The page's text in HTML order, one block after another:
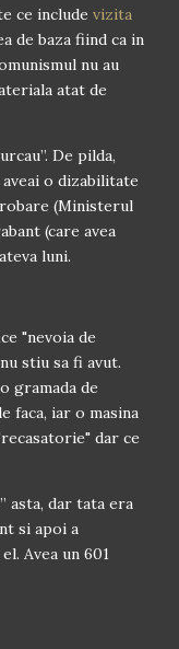
ce include vizita
de baza fiind ca in
nu au
atat de
De pilda,
o dizabilitate
(Ministerul
(care avea
luni.
"nevoia de
stiu sa fi avut.
gramada de
faca, iar o masina
dar ce
asta, dar tata era
si apoi a
Avea un 601